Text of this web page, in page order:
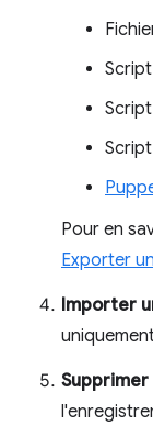
Script
Script
Script
Pour en
Exporter
Importer